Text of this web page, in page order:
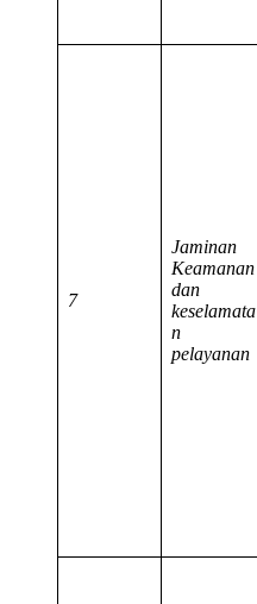
7
Jaminan
Keamanan
dan
keselamata
n
pelayanan